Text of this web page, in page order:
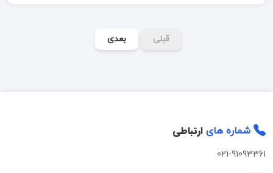
قبلی بعدی
شماره های ارتباطی
021-91093361